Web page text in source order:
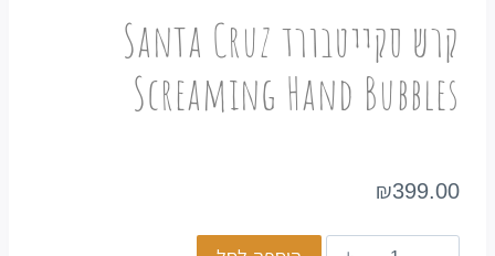
קרש סקייטבורד Santa Cruz
Screaming Hand Bubbles
₪399.00